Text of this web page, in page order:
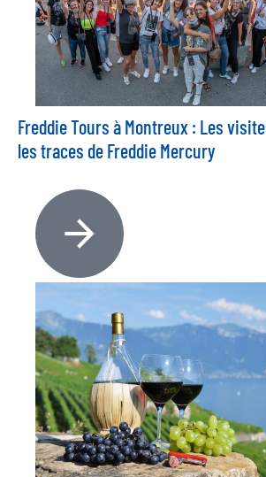
Freddie Tours à Montreux : Les
les traces de Freddie Mercury